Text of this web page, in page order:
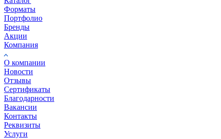
Форматы
Портфолио
Бренды
Акции
Компания
О компании
Новости
Отзывы
Сертификаты
Благодарности
Вакансии
Контакты
Реквизиты
Услуги